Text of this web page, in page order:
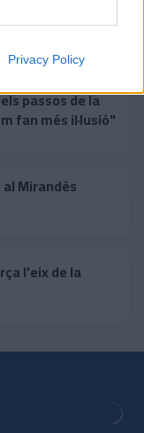
Privacy Policy
i aconsegueix
passos de la
fan més il·lusió"
Mirandés
l'eix de la